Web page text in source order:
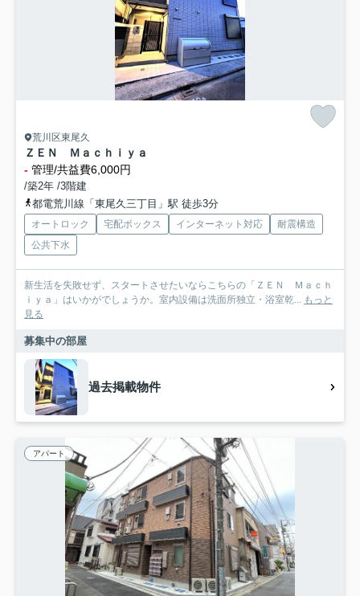
荒川区東尾久
ＺＥＮ Ｍａｃｈｉｙａ
- 管理/共益費6,000円
/築2年 /3階建
都電荒川線「東尾久三丁目」駅 徒歩3分
オートロック 宅配ボックス インターネット対応
耐震構造
公共下水
新生活を失敗せず、スタートさせたいならこちらの「ＺＥＮ Ｍａｃｈ
ｉｙａ」はいかがでしょうか。室内設備は洗面所独立・浴室乾... もっと
見る
募集中の部屋
過去掲載物件
アパート